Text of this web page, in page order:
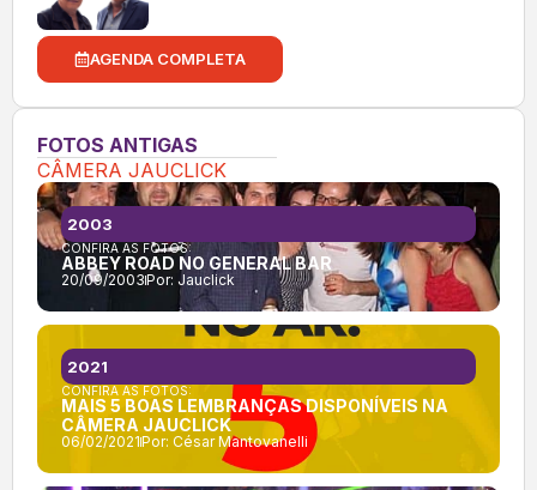
AGENDA COMPLETA
FOTOS ANTIGAS
CÂMERA JAUCLICK
CONFIRA AS FOTOS:
ABBEY ROAD NO GENERAL BAR
20/09/2003Por: Jauclick
2003
CONFIRA AS FOTOS:
MAIS 5 BOAS LEMBRANÇAS DISPONÍVEIS NA
CÂMERA JAUCLICK
06/02/2021Por: César Mantovanelli
2021